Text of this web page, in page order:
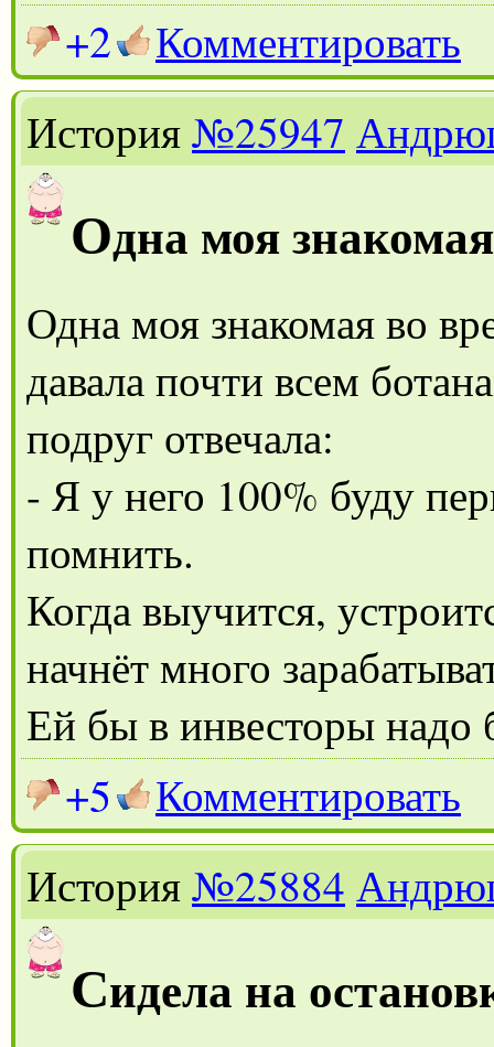
+2
Комментировать
История№25947
Одна моя
Одна моя знакомая во
давала почти всем
подруг отвечала:
- Я у него 100% буду
помнить.
Когда выучится,
начнёт много
Ей бы в инвесторы надо
+5
Комментировать
История№25884
Сидела на